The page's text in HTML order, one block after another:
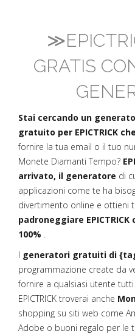
GRATIS
Stai cercando un
gratuito per EPICTRICK
fornire la tua email o il tuo
Monete Diamanti Tempo?
arrivato, il generatore di
applicazioni come te ha
divertimento online e ottieni
padroneggiare
100% .
I generatori gratuiti di
programmazione create da
fornire a qualsiasi utente
EPICTRICK troverai anche
shopping su siti web come
Adobe o buoni regalo per le